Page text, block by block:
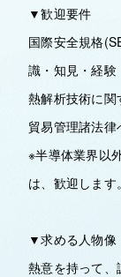
▼歓迎要件
国際安全規格
識・知見・経験
熱解析技術に
貿易管理諸法
※半導体業界以
は、歓迎します。
▼求める人物像
熱意を持って